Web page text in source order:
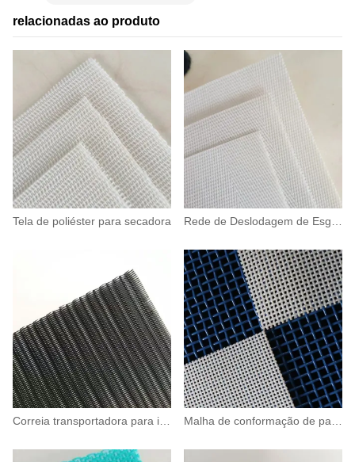
relacionadas ao produto
Tela de poliéster para secadora